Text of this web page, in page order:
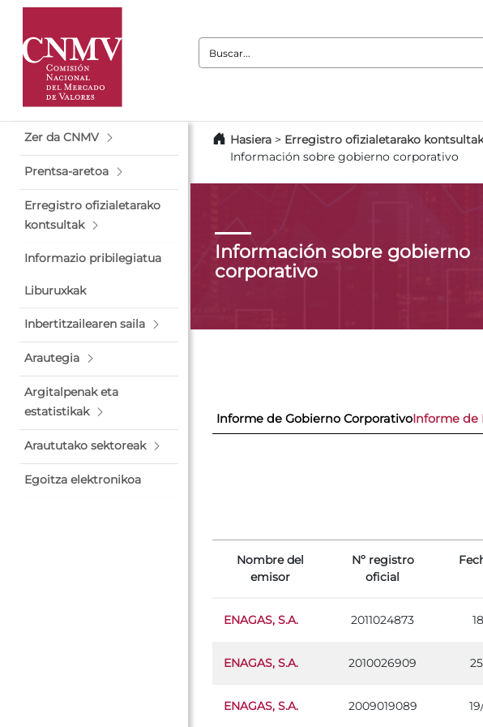
Buscar:
Zer da CNMV
Prentsa-aretoa
Erregistro ofizialetarako
kontsultak
Informazio pribilegiatua
Liburuxkak
Inbertitzailearen saila
Arautegia
Argitalpenak eta
estatistikak
Araututako sektoreak
Egoitza elektronikoa
Hasiera > Erregistro ofizialetarako kontsultak
Información sobre gobierno corporativo
Información sobre gobierno
corporativo
Informe de Gobierno CorporativoInforme de
Nombre del
emisor
Nº registro
oficial
ENAGAS, S.A. 2011024873
ENAGAS, S.A. 2010026909
ENAGAS, S.A. 2009019089